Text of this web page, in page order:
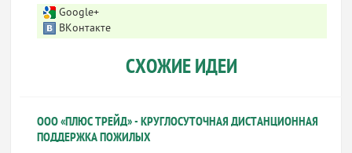
Google+
ВКонтакте
СХОЖИЕ ИДЕИ
ООО «ПЛЮС ТРЕЙД» - КРУГЛОСУТОЧНАЯ ДИСТАНЦИОННАЯ
ПОДДЕРЖКА ПОЖИЛЫХ